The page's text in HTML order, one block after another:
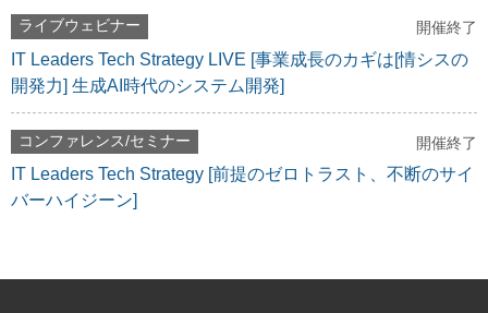
ライブウェビナー 開催終了
IT Leaders Tech Strategy LIVE [事業成長のカギは[情シスの
開発力] 生成AI時代のシステム開発]
コンファレンス/セミナー 開催終了
IT Leaders Tech Strategy [前提のゼロトラスト、不断のサイ
バーハイジーン]